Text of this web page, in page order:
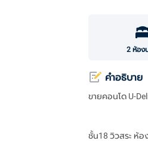
2 ห้อง
คำอธิบาย
ขายคอนโด U-
ชั้น18 วิวสระ ห้